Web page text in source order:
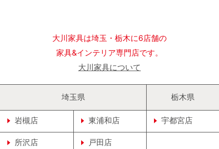
大川家具は埼玉・栃木に6店舗の
家具&インテリア専門店です。
大川家具について
埼玉県
岩槻店 東浦和店
所沢店 戸田店
栃木県
宇都宮店